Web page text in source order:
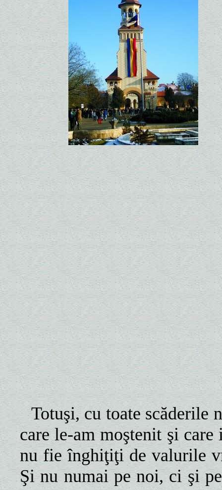
Totuşi, cu toate scăderile
care le-am moştenit şi
nu fie înghiţiţi de valurile
Şi nu numai pe noi, ci şi